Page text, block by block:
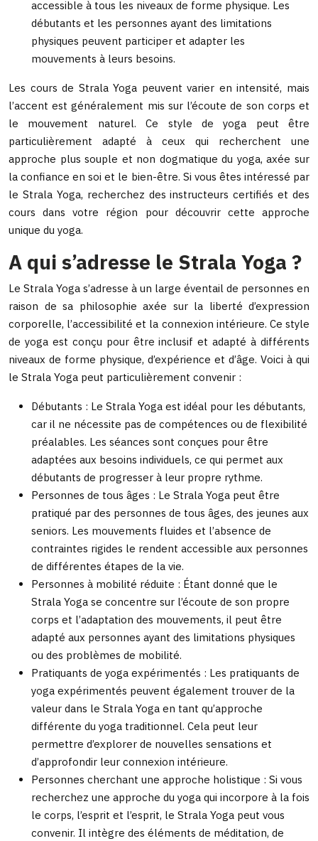
accessible à tous les niveaux de forme physique. Les
débutants et les personnes ayant des limitations
physiques peuvent participer et adapter les
mouvements à leurs besoins.
Les cours de Strala Yoga peuvent varier en intensité, mais
l’accent est généralement mis sur l’écoute de son corps et
le mouvement naturel. Ce style de yoga peut être
particulièrement adapté à ceux qui recherchent une
approche plus souple et non dogmatique du yoga, axée sur
la confiance en soi et le bien-être. Si vous êtes intéressé par
le Strala Yoga, recherchez des instructeurs certifiés et des
cours dans votre région pour découvrir cette approche
unique du yoga.
A qui s’adresse le Strala Yoga ?
Le Strala Yoga s’adresse à un large éventail de personnes en
raison de sa philosophie axée sur la liberté d’expression
corporelle, l’accessibilité et la connexion intérieure. Ce style
de yoga est conçu pour être inclusif et adapté à différents
niveaux de forme physique, d’expérience et d’âge. Voici à qui
le Strala Yoga peut particulièrement convenir :
Débutants : Le Strala Yoga est idéal pour les débutants,
car il ne nécessite pas de compétences ou de flexibilité
préalables. Les séances sont conçues pour être
adaptées aux besoins individuels, ce qui permet aux
débutants de progresser à leur propre rythme.
Personnes de tous âges : Le Strala Yoga peut être
pratiqué par des personnes de tous âges, des jeunes aux
seniors. Les mouvements fluides et l’absence de
contraintes rigides le rendent accessible aux personnes
de différentes étapes de la vie.
Personnes à mobilité réduite : Étant donné que le
Strala Yoga se concentre sur l’écoute de son propre
corps et l’adaptation des mouvements, il peut être
adapté aux personnes ayant des limitations physiques
ou des problèmes de mobilité.
Pratiquants de yoga expérimentés : Les pratiquants de
yoga expérimentés peuvent également trouver de la
valeur dans le Strala Yoga en tant qu’approche
différente du yoga traditionnel. Cela peut leur
permettre d’explorer de nouvelles sensations et
d’approfondir leur connexion intérieure.
Personnes cherchant une approche holistique : Si vous
recherchez une approche du yoga qui incorpore à la fois
le corps, l’esprit et l’esprit, le Strala Yoga peut vous
convenir. Il intègre des éléments de méditation, de